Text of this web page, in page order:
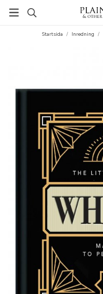
Startsida / Inredning /